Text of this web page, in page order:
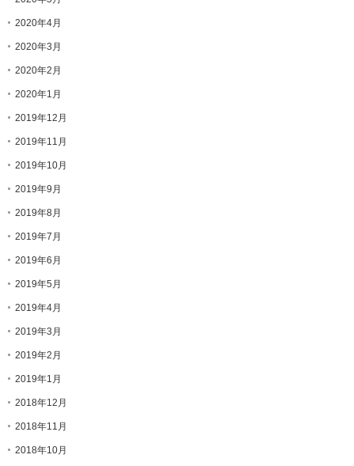
2020年4月
2020年3月
2020年2月
2020年1月
2019年12月
2019年11月
2019年10月
2019年9月
2019年8月
2019年7月
2019年6月
2019年5月
2019年4月
2019年3月
2019年2月
2019年1月
2018年12月
2018年11月
2018年10月